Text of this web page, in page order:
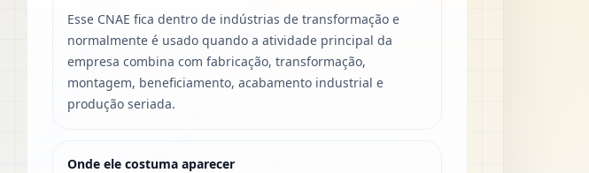
Esse CNAE fica dentro de indústrias de transformação e
normalmente é usado quando a atividade principal da
empresa combina com fabricação, transformação,
montagem, beneficiamento, acabamento industrial e
produção seriada.
Onde ele costuma aparecer